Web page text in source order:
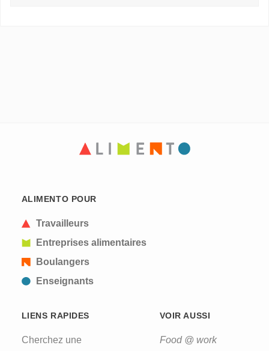
ALIMENTO POUR
Travailleurs
Entreprises alimentaires
Boulangers
Enseignants
LIENS RAPIDES
Cherchez une
VOIR AUSSI
Food @ work